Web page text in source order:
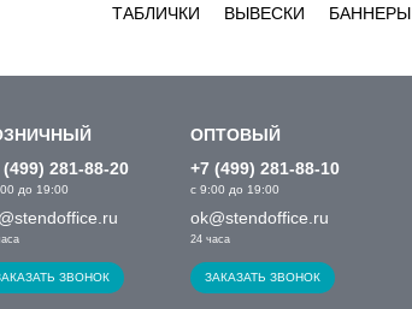
ТАБЛИЧКИ ВЫВЕСКИ БАННЕРЫ
(499) 281-88-20
до 19:00
ЗВОНОК
ОПТОВЫЙ
+7 (499) 281-88-10
с 9:00 до 19:00
ok@stendoffice.ru
24 часа
ЗАКАЗАТЬ ЗВОНОК